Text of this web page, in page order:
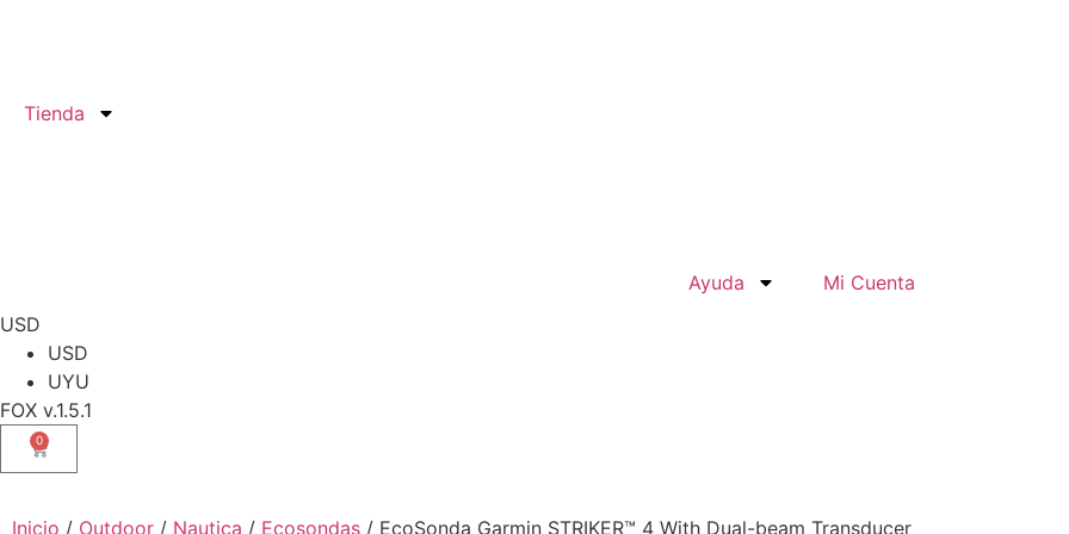
Tienda
Ayuda
Mi Cuenta
USD
USD
UYU
FOX v.1.5.1
0
Inicio / Outdoor / Nautica / Ecosondas / EcoSonda Garmin STRIKER™ 4 With Dual-beam Transducer